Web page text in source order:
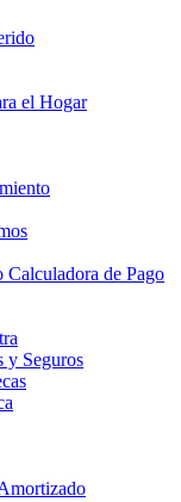
el Hogar
Calculadora de Pago
y Seguros